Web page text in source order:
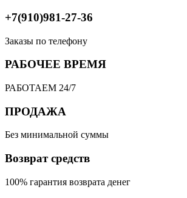
+7(910)981-27-36
Заказы по телефону
РАБОЧЕЕ ВРЕМЯ
РАБОТАЕМ 24/7
ПРОДАЖА
Без минимальной суммы
Возврат средств
100% гарантия возврата денег